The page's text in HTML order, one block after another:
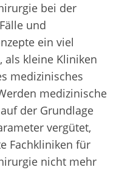
bei der
und
ein viel
als kleine Kliniken
medizinisches
medizinische
der Grundlage
vergütet,
Fachkliniken für
nicht mehr